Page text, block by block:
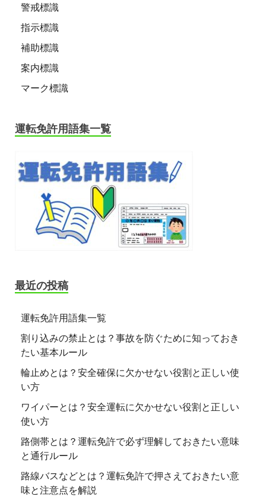
警戒標識
指示標識
補助標識
案内標識
マーク標識
運転免許用語集一覧
最近の投稿
運転免許用語集一覧
割り込みの禁止とは？事故を防ぐために知っておき
たい基本ルール
輪止めとは？安全確保に欠かせない役割と正しい使
い方
ワイパーとは？安全運転に欠かせない役割と正しい
使い方
路側帯とは？運転免許で必ず理解しておきたい意味
と通行ルール
路線バスなどとは？運転免許で押さえておきたい意
味と注意点を解説